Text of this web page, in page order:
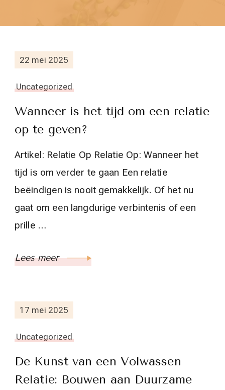
22 mei 2025
Uncategorized
Wanneer is het tijd om een relatie
op te geven?
Artikel: Relatie Op Relatie Op: Wanneer het
tijd is om verder te gaan Een relatie
beëindigen is nooit gemakkelijk. Of het nu
gaat om een langdurige verbintenis of een
prille …
Lees meer
17 mei 2025
Uncategorized
De Kunst van een Volwassen
Relatie: Bouwen aan Duurzame